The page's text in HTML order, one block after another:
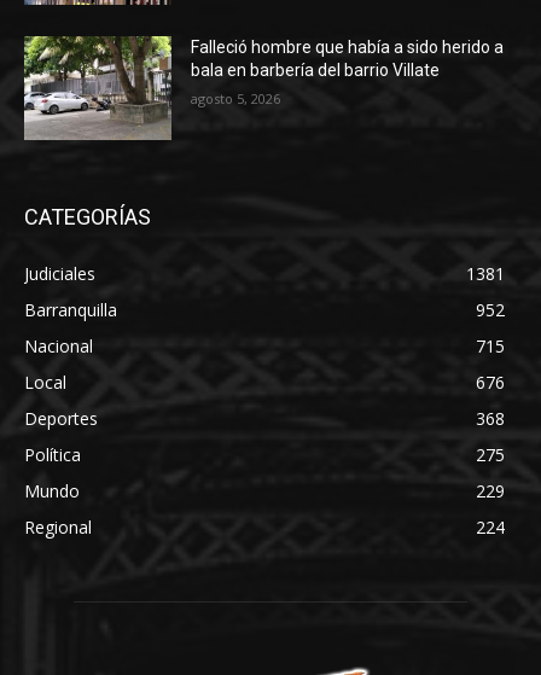
Falleció hombre que había a sido herido a
bala en barbería del barrio Villate
agosto 5, 2026
CATEGORÍAS
Judiciales
1381
Barranquilla
952
Nacional
715
Local
676
Deportes
368
Política
275
Mundo
229
Regional
224